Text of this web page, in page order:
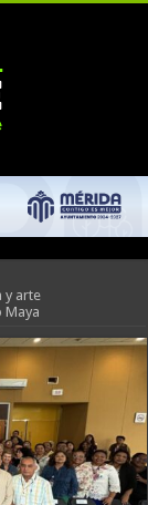
y arte
Maya